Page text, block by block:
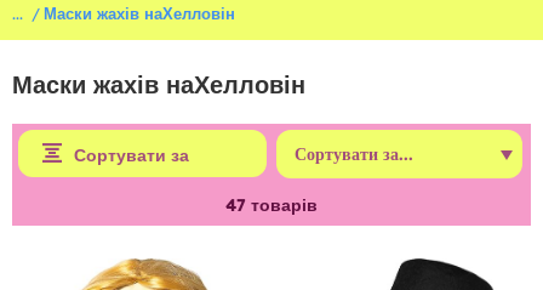
... Маски жахів наХелловін
Маски жахів наХелловін
Сортувати за
47 товарів